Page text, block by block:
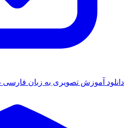
دانلود آموزش تصویری به زبان فارسی